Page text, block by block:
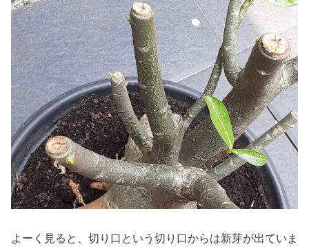
よーく見ると、切り口という切り口からは新芽が出ていま